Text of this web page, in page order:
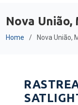
Nova União,
Home Nova União,